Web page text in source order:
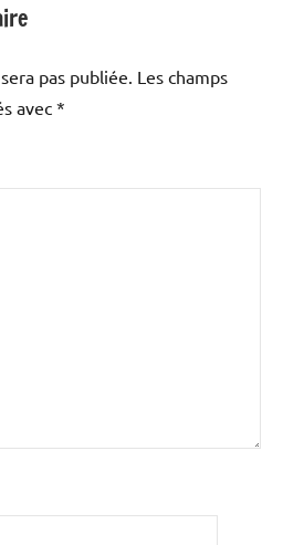
pas publiée. Les champs
avec *